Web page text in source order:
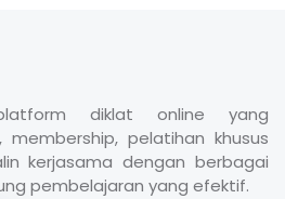
diklat online yang
membership, pelatihan khusus
kerjasama dengan berbagai
pembelajaran yang efektif.